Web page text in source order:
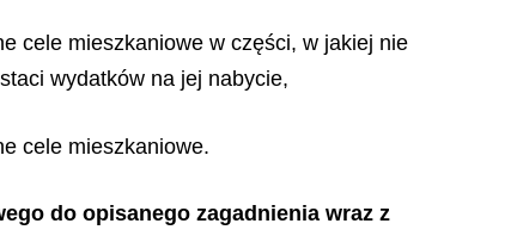
cele mieszkaniowe w części, w jakiej nie
wydatków na jej nabycie,
cele mieszkaniowe.
do opisanego zagadnienia wraz z